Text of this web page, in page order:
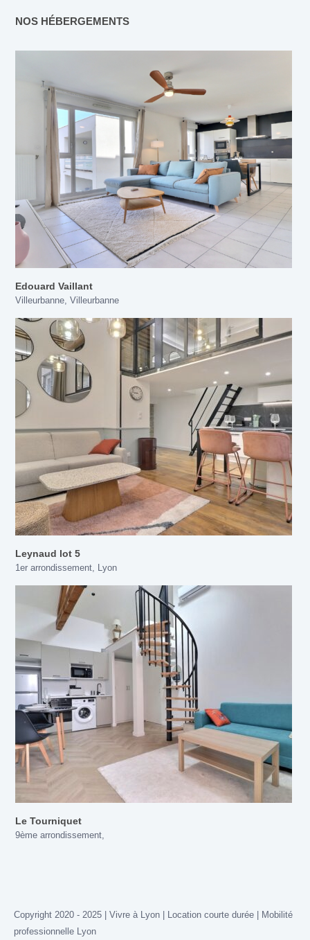
NOS HÉBERGEMENTS
Edouard Vaillant
Villeurbanne Villeurbanne
Leynaud lot 5
1er arrondissement Lyon
Le Tourniquet
9ème arrondissement
Copyright 2020 - 2025 | Vivre à Lyon | Location courte durée | Mobilité
professionnelle Lyon